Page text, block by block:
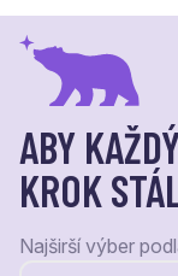
ABY
KROK
Najširší výber